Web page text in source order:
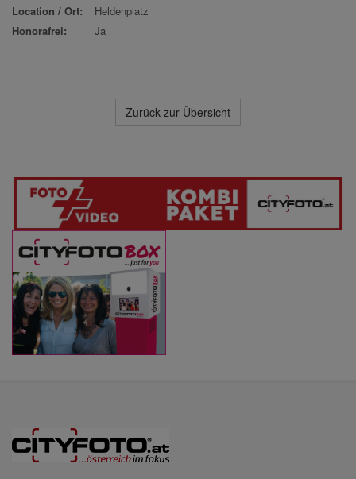
Location / Ort:
Heldenplatz
Honorafrei:
Ja
Zurück zur Übersicht